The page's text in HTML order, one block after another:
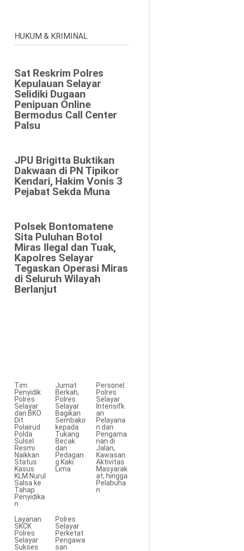
HUKUM & KRIMINAL
Sat Reskrim Polres
Kepulauan Selayar
Selidiki Dugaan
Penipuan Online
Bermodus Call Center
Palsu
JPU Brigitta Buktikan
Dakwaan di PN Tipikor
Kendari, Hakim Vonis 3
Pejabat Sekda Muna
Polsek Bontomatene
Sita Puluhan Botol
Miras Ilegal dan Tuak,
Kapolres Selayar
Tegaskan Operasi Miras
di Seluruh Wilayah
Berlanjut
Tim
Penyidik
Polres
Selayar
dan BKO
Dit
Polairud
Polda
Sulsel
Resmi
Naikkan
Status
Kasus
KLM Nurul
Salsa ke
Tahap
Penyidika
n
Jumat
Berkah,
Polres
Selayar
Bagikan
Sembako
kepada
Tukang
Becak
dan
Pedagan
g Kaki
Lima
Personel
Polres
Selayar
Intensifk
an
Pelayana
n dan
Pengama
nan di
Jalan,
Kawasan
Aktivitas
Masyarak
at, hingga
Pelabuha
n
Layanan
SKCK
Polres
Selayar
Sukses
Polres
Selayar
Perketat
Pengawa
san